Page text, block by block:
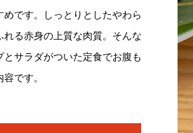
めです。しっとりとしたやわら
れる赤身の上質な肉質。そんな
とサラダがついた定食でお腹も
です。